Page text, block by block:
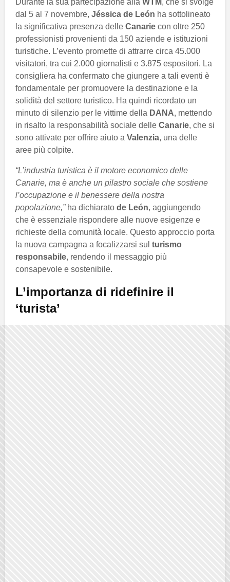
dal 5 al 7 novembre, Jéssica de León ha sottolineato
la significativa presenza delle Canarie con oltre 250
professionisti provenienti da 150 aziende e istituzioni
turistiche. L’evento promette di attrarre circa 45.000
visitatori, tra cui 2.000 giornalisti e 3.875 espositori. La
consigliera ha confermato che giungere a tali eventi è
fondamentale per promuovere la destinazione e la
solidità del settore turistico. Ha quindi ricordato un
minuto di silenzio per le vittime della DANA, mettendo
in risalto la responsabilità sociale delle Canarie, che si
sono attivate per offrire aiuto a Valenzia, una delle
aree più colpite.
“L’industria turistica è il motore economico delle
Canarie, ma è anche un pilastro sociale che sostiene
l’occupazione e il benessere della nostra
popolazione,”ha dichiarato de León, aggiungendo
che è essenziale rispondere alle nuove esigenze e
richieste della comunità locale. Questo approccio porta
la nuova campagna a focalizzarsi sul turismo
responsabile, rendendo il messaggio più
consapevole e sostenibile.
L’importanza di ridefinire il
‘turista’